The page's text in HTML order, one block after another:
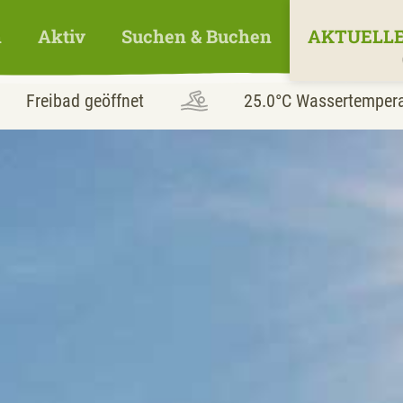
Aktiv Suchen & Buchen
Freibad geöffnet 25.0°C